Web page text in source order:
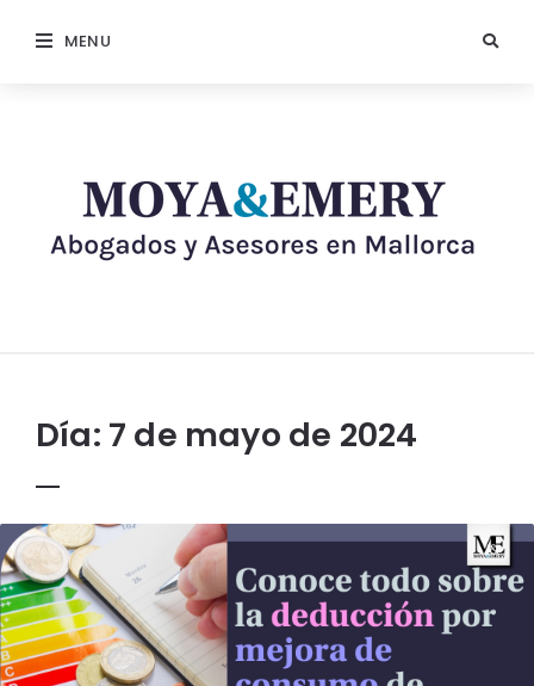
MENU
Día: 7 de mayo de 2024